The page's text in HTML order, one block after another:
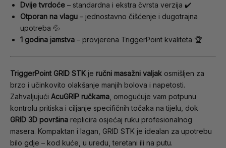
Dvije tvrdoće – standardna i ekstra čvrsta verzija ✔️
Otporan na vlagu – jednostavno čišćenje i dugotrajna
upotreba 💦
1 godina jamstva – provjerena TriggerPoint kvaliteta 🏆
TriggerPoint GRID STK je ručni masažni valjak osmišljen za
brzo i učinkovito olakšanje manjih bolova i napetosti.
Zahvaljujući AcuGRIP ručkama , omogućuje vam potpunu
kontrolu pritiska i ciljanje specifičnih točaka na tijelu, dok
GRID 3D površina replicira osjećaj ruku profesionalnog
masera. Kompaktan i lagan, GRID STK je idealan za upotrebu
bilo gdje – kod kuće, u uredu, teretani ili na putu.